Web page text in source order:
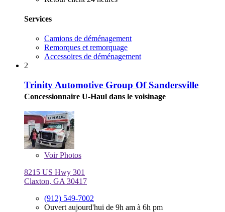
Services
Camions de déménagement
Remorques et remorquage
Accessoires de déménagement
2
Trinity Automotive Group Of Sandersville
Concessionnaire U-Haul dans le voisinage
VoirPhotos
8215 US Hwy 301
Claxton, GA 30417
(912) 549-7002
Ouvert aujourd'hui de 9h am à 6h pm